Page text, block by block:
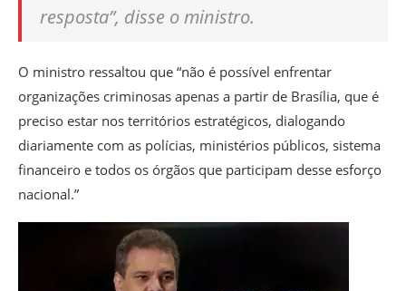
resposta”, disse o ministro.
O ministro ressaltou que “não é possível enfrentar
organizações criminosas apenas a partir de Brasília, que é
preciso estar nos territórios estratégicos, dialogando
diariamente com as polícias, ministérios públicos, sistema
financeiro e todos os órgãos que participam desse esforço
nacional.”